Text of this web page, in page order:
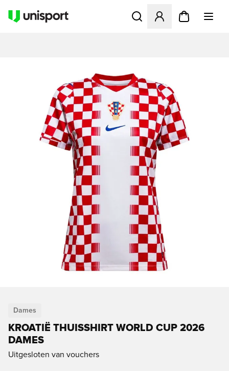
Opent een venster om in
Dames
KROATIË THUISSHIRT WORLD CUP 2026
DAMES
Uitgesloten van vouchers